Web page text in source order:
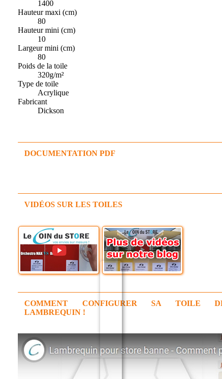
1400
Hauteur maxi (cm)
80
Hauteur mini (cm)
10
Largeur mini (cm)
80
Poids de la toile
320g/m²
Type de toile
Acrylique
Fabricant
Dickson
DOCUMENTATION PDF
VIDÉOS SUR LES TOILES
COMMENT CONFIGURER SA TOILE
LAMBREQUIN !